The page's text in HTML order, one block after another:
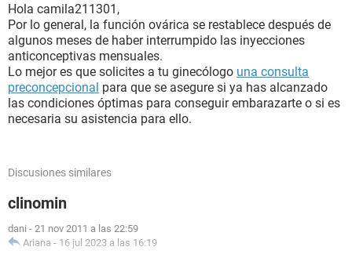
Hola camila211301,
Por lo general, la función ovárica se restablece después de
algunos meses de haber interrumpido las inyecciones
anticonceptivas mensuales.
Lo mejor es que solicites a tu ginecólogo una consulta
preconcepcional para que se asegure si ya has alcanzado
las condiciones óptimas para conseguir embarazarte o si es
necesaria su asistencia para ello.
Discusiones similares
clinomin
dani - 21 nov 2011 a las 22:59
Ariana - 16 jul 2023 a las 16:19